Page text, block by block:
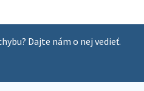
Dajte nám o nej vedieť.